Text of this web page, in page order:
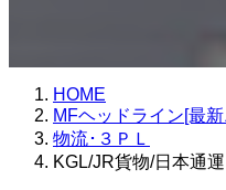
HOME
MFヘッドライン[最
物流･３ＰＬ
KGL/JR貨物/日本通